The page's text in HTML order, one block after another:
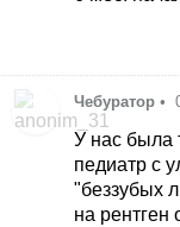
Чебуратор •
У нас была
педиатр с
"беззубых
на рентген